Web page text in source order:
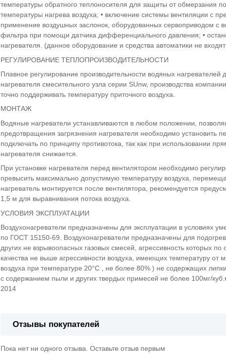
температуры обратного теплоносителя для защиты от обмерзания
температуры нагрева воздуха; • включение системы вентиляции с
применение воздушных заслонок, оборудованных сервоприводом с
фильтра при помощи датчика дифференциального давления; •
нагревателя. (данное оборудование и средства автоматики не
РЕГУЛИРОВАНИЕ ТЕПЛОПРОИЗВОДИТЕЛЬНОСТИ
Плавное регулирование производительности водяных нагревателей
нагревателя смесительного узла серии SUnw, производства
точно поддерживать температуру приточного воздуха.
МОНТАЖ
Водяные нагреватели устанавливаются в любом положении,
предотвращения загрязнения нагревателя необходимо установить
подключать по принципу противотока, так как при использовании
нагревателя снижается.
При установке нагревателя перед вентилятором необходимо
превысить максимально допустимую температуру воздуха,
нагреватель монтируется после вентилятора, рекомендуется
1,5 м для выравнивания потока воздуха.
УСЛОВИЯ ЭКСПЛУАТАЦИИ
Воздухонагреватели предназначены для эксплуатации в условиях
по ГОСТ 15150-69. Воздухонагреватели предназначены для
других не взрывоопасных газовых смесей, агрессивность которых
качества не выше агрессивности воздуха, имеющих температуру от
воздуха при температуре 20°С , не более 80% ) не содержащих
с содержанием пыли и других твердых примесей не более 100мг/
2014
Отзывы покупателей
Пока нет ни одного отзыва. Оставьте отзыв первым